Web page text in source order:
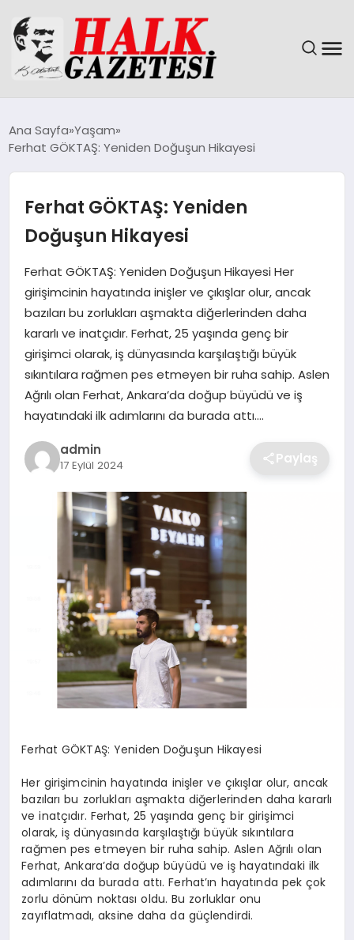
EĞITIM
EKONOMI
SIYASET
SPOR
TEKNOLOJI
Ana Sayfa Yaşam
Ferhat GÖKTAŞ: Yeniden Doğuşun Hikayesi
Ferhat GÖKTAŞ: Yeniden
Doğuşun Hikayesi
Ferhat GÖKTAŞ: Yeniden Doğuşun Hikayesi Her
girişimcinin hayatında inişler ve çıkışlar olur, ancak
bazıları bu zorlukları aşmakta diğerlerinden daha
kararlı ve inatçıdır. Ferhat, 25 yaşında genç bir
girişimci olarak, iş dünyasında karşılaştığı büyük
sıkıntılara rağmen pes etmeyen bir ruha sahip. Aslen
Ağrılı olan Ferhat, Ankara’da doğup büyüdü ve iş
hayatındaki ilk adımlarını da burada attı….
admin
17 Eylül 2024 Paylaş
Ferhat GÖKTAŞ: Yeniden Doğuşun Hikayesi
Her girişimcinin hayatında inişler ve çıkışlar olur, ancak
bazıları bu zorlukları aşmakta diğerlerinden daha kararlı
ve inatçıdır. Ferhat, 25 yaşında genç bir girişimci
olarak, iş dünyasında karşılaştığı büyük sıkıntılara
rağmen pes etmeyen bir ruha sahip. Aslen Ağrılı olan
Ferhat, Ankara’da doğup büyüdü ve iş hayatındaki ilk
adımlarını da burada attı. Ferhat’ın hayatında pek çok
zorlu dönüm noktası oldu. Bu zorluklar onu
zayıflatmadı, aksine daha da güçlendirdi.